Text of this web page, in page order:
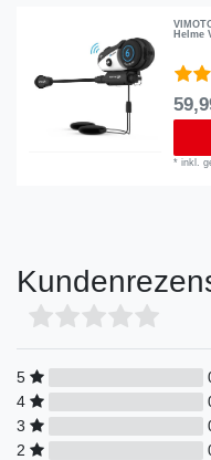
Helme
*inkl.
5
4
3
2